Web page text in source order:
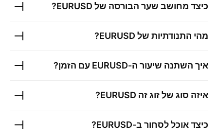
כיצד מחושב שער הבורסה של EURUSD
?
מהי התנודתיות של EURUSD
?
איך השתנה שיעור ה-EURUSD עם הזמן?
איזה סוג של זוג זה EURUSD
?
כיצד אוכל לסחור ב-EURUSD
?